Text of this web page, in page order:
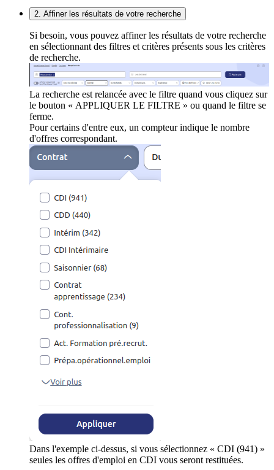
2. Affiner les résultats de votre recherche
Si besoin, vous pouvez affiner les résultats de votre recherche
en sélectionnant des filtres et critères présents sous les critères
de recherche.
La recherche est relancée avec le filtre quand vous cliquez sur
le bouton « APPLIQUER LE FILTRE » ou quand le filtre se
ferme.
Pour certains d'entre eux, un compteur indique le nombre
d'offres correspondant.
Dans l'exemple ci-dessus, si vous sélectionnez « CDI (941) »
seules les offres d'emploi en CDI vous seront restituées.